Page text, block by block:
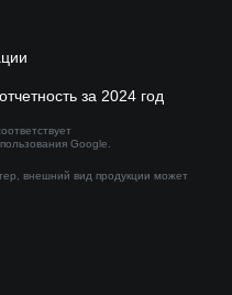
за 2024 год
Google.
внешний вид продукции может